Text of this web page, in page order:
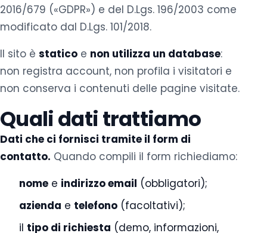
2016/679 («GDPR») e del D.Lgs. 196/2003 come
modificato dal D.Lgs. 101/2018.
Il sito è statico e non utilizza un database:
non registra account, non profila i visitatori e
non conserva i contenuti delle pagine visitate.
Quali dati trattiamo
Dati che ci fornisci tramite il form di
contatto. Quando compili il form richiediamo:
nome e indirizzo email (obbligatori);
azienda e telefono (facoltativi);
il tipo di richiesta (demo, informazioni,